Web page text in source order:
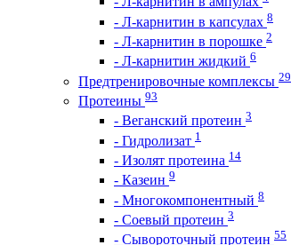
- Л-карнитин в капсулах 8
- Л-карнитин в порошке 2
- Л-карнитин жидкий 6
Предтренировочные комплексы 29
Протеины 93
- Веганский протеин 3
- Гидролизат 1
- Изолят протеина 14
- Казеин 9
- Многокомпонентный 8
- Соевый протеин 3
- Сывороточный протеин 55